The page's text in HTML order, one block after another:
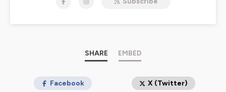
de jazz, plongez dans les coulisses d'une scène vibrante
Que vous soyez amateur de jazz, musicien en quête
vous offre un voyage sonore captivant à travers des
SHARE EMBED
Facebook X (Twitter)